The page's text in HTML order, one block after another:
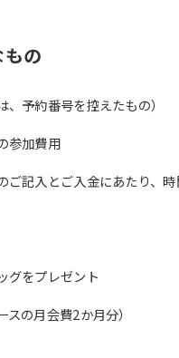
の
予約番号を控えたもの）
参加費用
記入とご入金にあたり、時
グをプレゼント
の月会費2か月分）
the